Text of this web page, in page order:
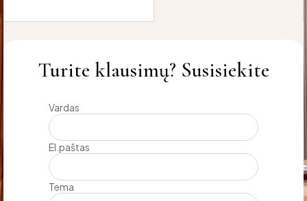
Turite klausimų? Susisiekite
Vardas
El.paštas
Tema